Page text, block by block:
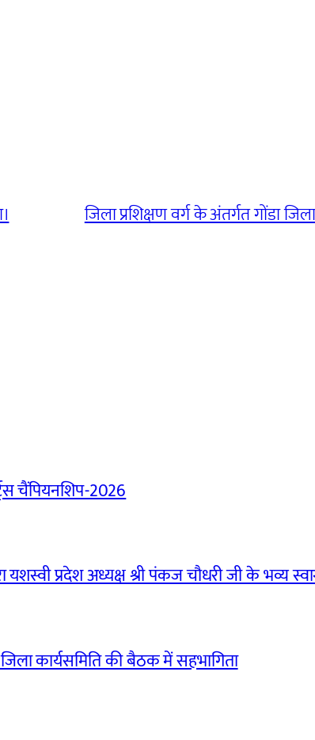
जिला प्रशिक्षण वर्ग के अंतर्गत गोंडा
चैंपियनशिप-2026
यशस्वी प्रदेश अध्यक्ष श्री पंकज चौधरी जी के भव्य
कार्यसमिति की बैठक में सहभागिता